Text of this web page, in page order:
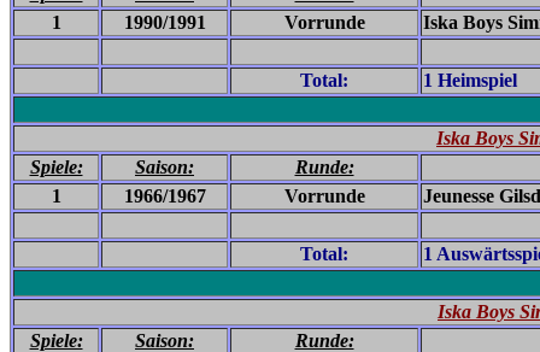
1
1990/1991 Vorrunde Iska Boys
Total: 1 Heimspiel
Iska Boys
Spiele:
Saison:
Runde:
1
1966/1967 Vorrunde Jeunesse
Total: 1
Iska Boys
Spiele:
Saison:
Runde: